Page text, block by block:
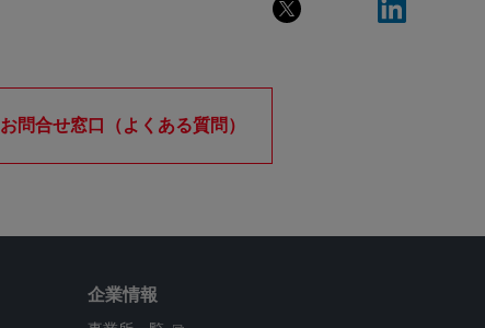
お問合せ窓口（よくある質問）
企業情報